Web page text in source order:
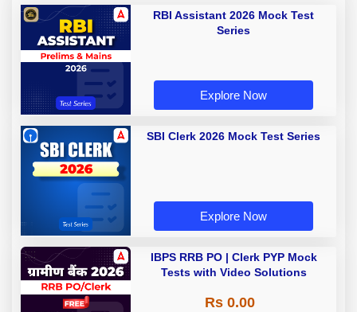
RBI Assistant 2026 Mock Test
Series
Explore Now
SBI Clerk 2026 Mock Test Series
Explore Now
IBPS RRB PO | Clerk PYP Mock
Tests with Video Solutions
Rs 0.00